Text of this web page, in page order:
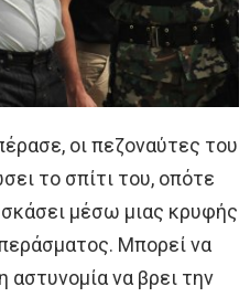
οι πεζοναύτες του
το σπίτι του, οπότε
μέσω μιας κρυφής
Μπορεί να
αστυνομία να βρει την